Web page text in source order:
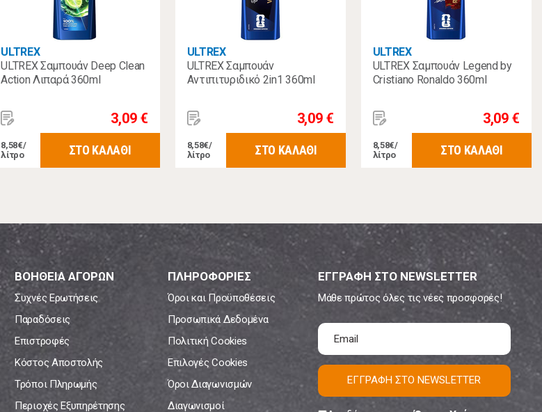
ULTREX
ULTREX Σαμπουάν Deep Clean
Action Λιπαρά 360ml
3,09 €
8,58€/
λίτρο
ΣΤΟ ΚΑΛΑΘΙ
ULTREX
ULTREX Σαμπουάν
Αντιπιτυριδικό 2in1 360ml
3,09 €
8,58€/
λίτρο
ΣΤΟ ΚΑΛΑΘΙ
ULTREX
ULTREX Σαμπουάν Legend by
Cristiano Ronaldo 360ml
3,09 €
8,58€/
λίτρο
ΣΤΟ ΚΑΛΑΘΙ
ΒΟΗΘΕΙΑ ΑΓΟΡΩΝ
Συχνές Ερωτήσεις
Παραδόσεις
Επιστροφές
Κόστος Αποστολής
Τρόποι Πληρωμής
Περιοχές Εξυπηρέτησης
ΠΛΗΡΟΦΟΡΙΕΣ
Όροι και Προϋποθέσεις
Προσωπικά Δεδομένα
Πολιτική Cookies
Επιλογές Cookies
Όροι Διαγωνισμών
Διαγωνισμοί
ΕΓΓΡΑΦΗ ΣΤΟ NEWSLETTER
Μάθε πρώτος όλες τις νέες προσφορές!
ΕΓΓΡΑΦΗ ΣΤΟ NEWSLETTER